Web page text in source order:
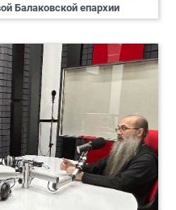
Балаковской епархии